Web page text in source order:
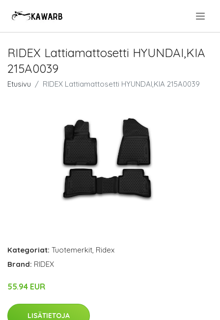
RIDEX Lattiamattosetti HYUNDAI,KIA
215A0039
Etusivu RIDEX Lattiamattosetti HYUNDAI,KIA 215A0039
Kategoriat: Tuotemerkit Ridex
Brand: RIDEX
55.94 EUR
LISÄTIETOJA